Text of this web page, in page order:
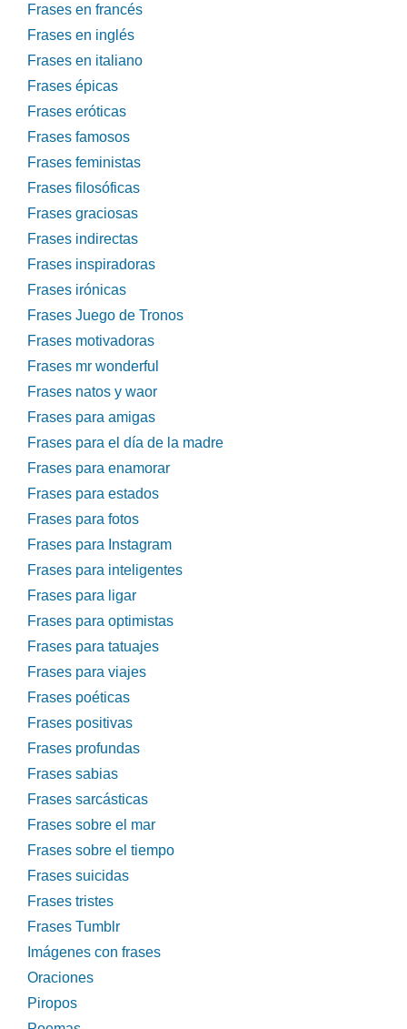
Frases en francés
Frases en inglés
Frases en italiano
Frases épicas
Frases eróticas
Frases famosos
Frases feministas
Frases filosóficas
Frases graciosas
Frases indirectas
Frases inspiradoras
Frases irónicas
Frases Juego de Tronos
Frases motivadoras
Frases mr wonderful
Frases natos y waor
Frases para amigas
Frases para el día de la madre
Frases para enamorar
Frases para estados
Frases para fotos
Frases para Instagram
Frases para inteligentes
Frases para ligar
Frases para optimistas
Frases para tatuajes
Frases para viajes
Frases poéticas
Frases positivas
Frases profundas
Frases sabias
Frases sarcásticas
Frases sobre el mar
Frases sobre el tiempo
Frases suicidas
Frases tristes
Frases Tumblr
Imágenes con frases
Oraciones
Piropos